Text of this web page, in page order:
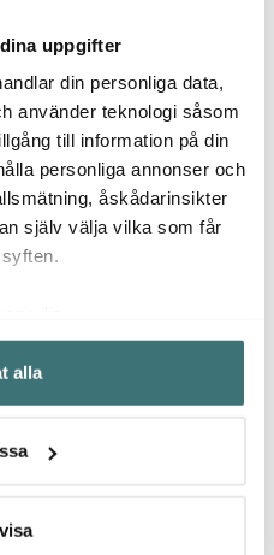
uppgifter
din personliga data,
använder teknologi såsom
till information på din
personliga annonser och
åskådarinsikter
själv välja vilka som får
din geografiska plats som
upp till flera meter
att aktivt skanna den för
uppgifter
ditt samtycke när som
alla
Moomin Arabia
Mumintallrik 19 cm
Förfadern Svart
179 kr
av våra kunder